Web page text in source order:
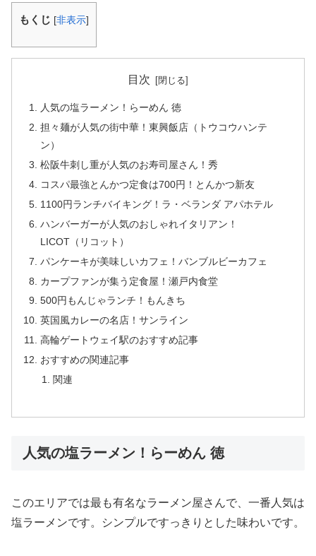
もくじ [非表示]
目次
人気の塩ラーメン！らーめん 徳
担々麺が人気の街中華！東興飯店（トウコウハンテ
ン）
松阪牛刺し重が人気のお寿司屋さん！秀
コスパ最強とんかつ定食は700円！とんかつ新友
1100円ランチバイキング！ラ・ベランダ アパホテル
ハンバーガーが人気のおしゃれイタリアン！
LICOT（リコット）
パンケーキが美味しいカフェ！バンブルビーカフェ
カープファンが集う定食屋！瀬戸内食堂
500円もんじゃランチ！もんきち
英国風カレーの名店！サンライン
高輪ゲートウェイ駅のおすすめ記事
おすすめの関連記事
関連
人気の塩ラーメン！らーめん 徳
このエリアでは最も有名なラーメン屋さんで、一番人気は
塩ラーメンです。シンプルですっきりとした味わいです。